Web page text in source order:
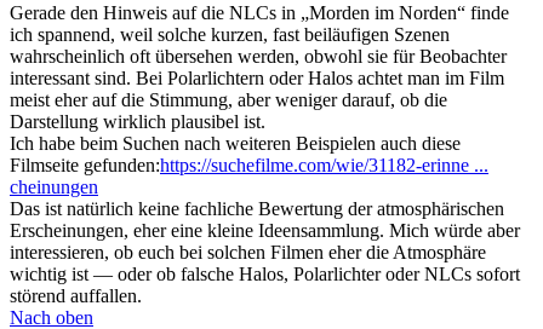
Gerade den Hinweis auf die NLCs in „Morden im Norden“ finde
ich spannend, weil solche kurzen, fast beiläufigen Szenen
wahrscheinlich oft übersehen werden, obwohl sie für Beobachter
interessant sind. Bei Polarlichtern oder Halos achtet man im Film
meist eher auf die Stimmung, aber weniger darauf, ob die
Darstellung wirklich plausibel ist.
Ich habe beim Suchen nach weiteren Beispielen auch diese
Filmseite gefunden:https://suchefilme.com/wie/31182-erinne ...
cheinungen
Das ist natürlich keine fachliche Bewertung der atmosphärischen
Erscheinungen, eher eine kleine Ideensammlung. Mich würde aber
interessieren, ob euch bei solchen Filmen eher die Atmosphäre
wichtig ist — oder ob falsche Halos, Polarlichter oder NLCs sofort
störend auffallen.
Nach oben